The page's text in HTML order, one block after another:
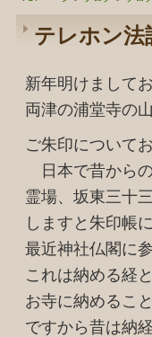
テレホン法
新年明けまして
両津の浦堂寺の
ご朱印について
日本で昔から
霊場、坂東三十
しますと朱印帳
最近神社仏閣に
これは納める経
お寺に納めるこ
ですから昔は納